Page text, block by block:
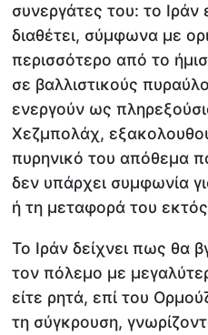
συνεργάτες του: το Ιράν
διαθέτει, σύμφωνα με
περισσότερο από το
σε βαλλιστικούς
ενεργούν ως
Χεζμπολάχ,
πυρηνικό του απόθεμα
δεν υπάρχει συμφωνία
ή τη μεταφορά του
Το Ιράν δείχνει πως θα
τον πόλεμο με
είτε ρητά, επί του
τη σύγκρουση,